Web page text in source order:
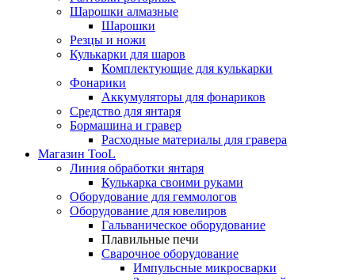
Шарошки алмазные
Шарошки
Резцы и ножи
Кулькарки для шаров
Комплектующие для кулькарки
Фонарики
Аккумуляторы для фонариков
Средство для янтаря
Бормашина и гравер
Расходные материалы для гравера
Магазин TooL
Линия обработки янтаря
Кулькарка своими руками
Оборудование для геммологов
Оборудование для ювелиров
Гальваническое оборудование
Плавильные печи
Сварочное оборудование
Импульсные микросварки